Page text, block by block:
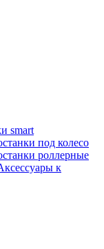
smart
под колесо
роллерные
к